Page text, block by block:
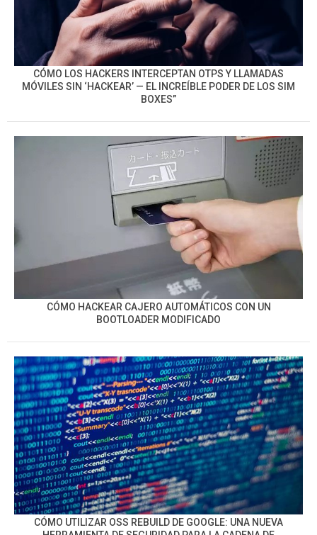
CÓMO LOS HACKERS INTERCEPTAN OTPS Y LLAMADAS
MÓVILES SIN ‘HACKEAR’ — EL INCREÍBLE PODER DE LOS SIM
BOXES”
CÓMO HACKEAR CAJERO AUTOMÁTICOS CON UN
BOOTLOADER MODIFICADO
CÓMO UTILIZAR OSS REBUILD DE GOOGLE: UNA NUEVA